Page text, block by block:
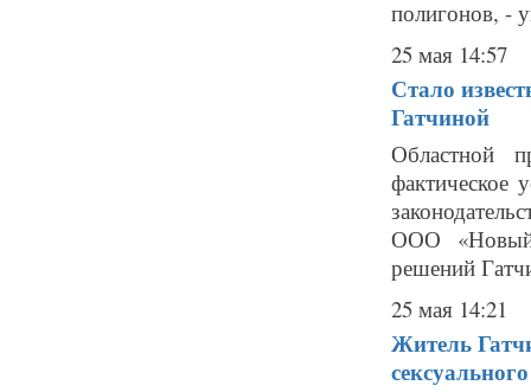
полигонов, -
25 мая 14:57
Стало
Гатчиной
Областной
фактическое
ООО «Новый
решений
25 мая 14:21
Житель